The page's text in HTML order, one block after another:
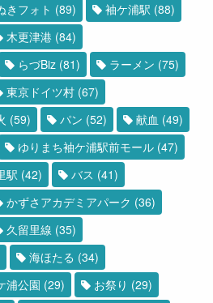
きフォト (89) 袖ケ浦駅 (88)
木更津港 (84)
らづBiz (81) ラーメン (75)
東京ドイツ村 (67)
(59) パン (52) 献血 (49)
ゆりまち袖ケ浦駅前モール (47)
駅 (42) バス (41)
かずさアカデミアパーク (36)
久留里線 (35)
海ほたる (34)
浦公園 (29) お祭り (29)